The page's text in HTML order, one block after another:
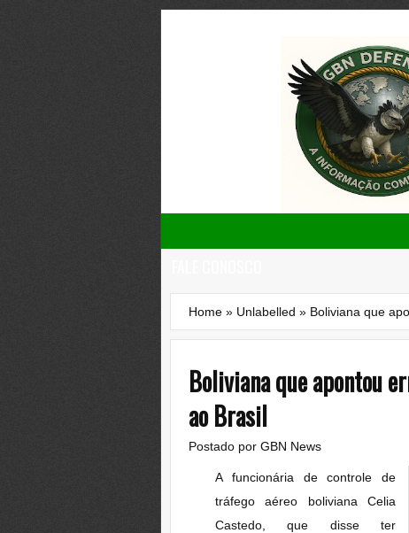
Home » Unlabelled » Boliviana que
Boliviana que apontou
ao Brasil
Postado por GBN News
A funcionária de controle de
tráfego aéreo boliviana Celia
Castedo, que disse ter